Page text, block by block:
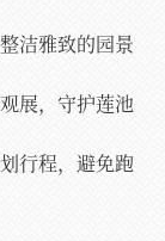
洁雅致的园景
展，守护莲池
行程，避免跑